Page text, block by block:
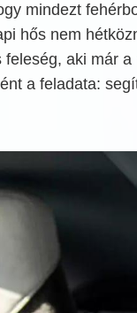
mindezt
hős nem
aki már
a feladata: